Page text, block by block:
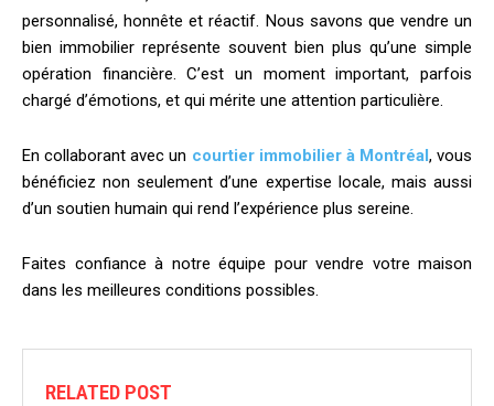
personnalisé, honnête et réactif. Nous savons que vendre un
bien immobilier représente souvent bien plus qu’une simple
opération financière. C’est un moment important, parfois
chargé d’émotions, et qui mérite une attention particulière.
En collaborant avec un courtier immobilier à Montréal, vous
bénéficiez non seulement d’une expertise locale, mais aussi
d’un soutien humain qui rend l’expérience plus sereine.
Faites confiance à notre équipe pour vendre votre maison
dans les meilleures conditions possibles.
RELATED POST